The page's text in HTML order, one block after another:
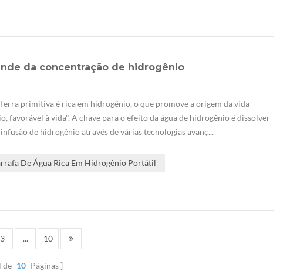
da concentração de hidrogênio
primitiva é rica em hidrogênio, o que promove a origem da vida
à vida". A chave para o efeito da água de hidrogênio é dissolver
de hidrogênio através de várias tecnologias avanç...
De Água Rica Em Hidrogênio Portátil
3 ... 10
de 10 Páginas